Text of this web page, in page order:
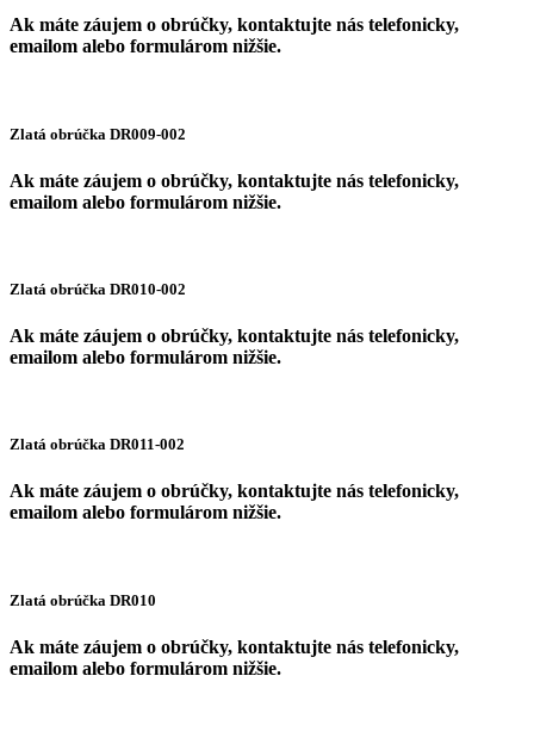
Ak máte záujem o obrúčky, kontaktujte nás telefonicky,
emailom alebo formulárom nižšie.
Zlatá obrúčka DR009-002
Ak máte záujem o obrúčky, kontaktujte nás telefonicky,
emailom alebo formulárom nižšie.
Zlatá obrúčka DR010-002
Ak máte záujem o obrúčky, kontaktujte nás telefonicky,
emailom alebo formulárom nižšie.
Zlatá obrúčka DR011-002
Ak máte záujem o obrúčky, kontaktujte nás telefonicky,
emailom alebo formulárom nižšie.
Zlatá obrúčka DR010
Ak máte záujem o obrúčky, kontaktujte nás telefonicky,
emailom alebo formulárom nižšie.